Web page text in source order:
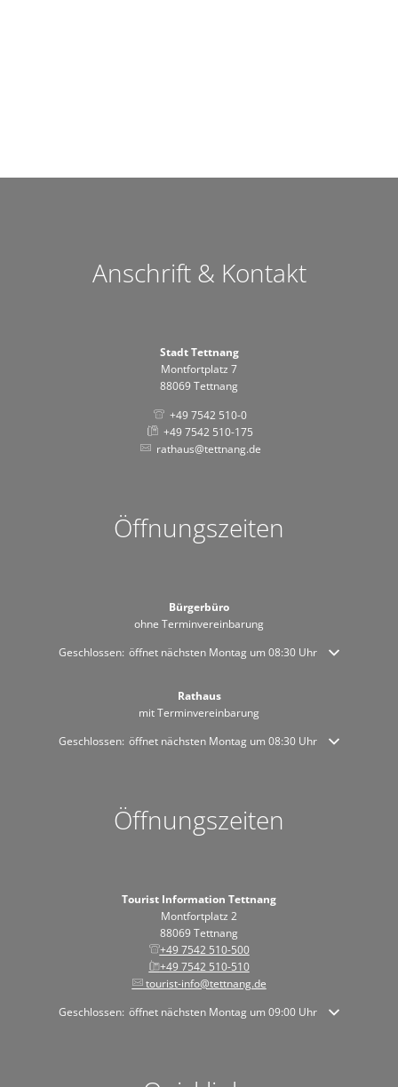
Anschrift & Kontakt
Stadt Tettnang
Montfortplatz 7
88069 Tettnang
+49 7542 510-0
+49 7542 510-175
rathaus@tettnang.de
Öffnungszeiten
Bürgerbüro
ohne Terminvereinbarung
Klicken, um weitere Öffnungs- oder Schließzeiten auszublenden
Geschlossen: öffnet nächsten Montag um 08:30 Uhr
Rathaus
mit Terminvereinbarung
Klicken, um weitere Öffnungs- oder Schließzeiten auszublenden
Geschlossen: öffnet nächsten Montag um 08:30 Uhr
Öffnungszeiten
Tourist Information Tettnang
Montfortplatz 2
88069 Tettnang
+49 7542 510-500
+49 7542 510-510
tourist-info@tettnang.de
Klicken, um weitere Öffnungs- oder Schließzeiten auszublenden
Geschlossen: öffnet nächsten Montag um 09:00 Uhr